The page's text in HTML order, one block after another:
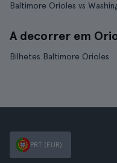
Baltimore Orioles vs
A decorrer em
Bilhetes Baltimore Orioles
PRT (EUR)